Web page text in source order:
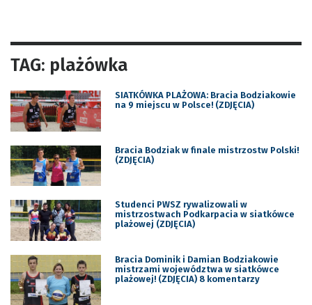
TAG: plażówka
SIATKÓWKA PLAŻOWA: Bracia Bodziakowie
na 9 miejscu w Polsce! (ZDJĘCIA)
Bracia Bodziak w finale mistrzostw Polski!
(ZDJĘCIA)
Studenci PWSZ rywalizowali w
mistrzostwach Podkarpacia w siatkówce
plażowej (ZDJĘCIA)
Bracia Dominik i Damian Bodziakowie
mistrzami województwa w siatkówce
plażowej! (ZDJĘCIA) 8 komentarzy